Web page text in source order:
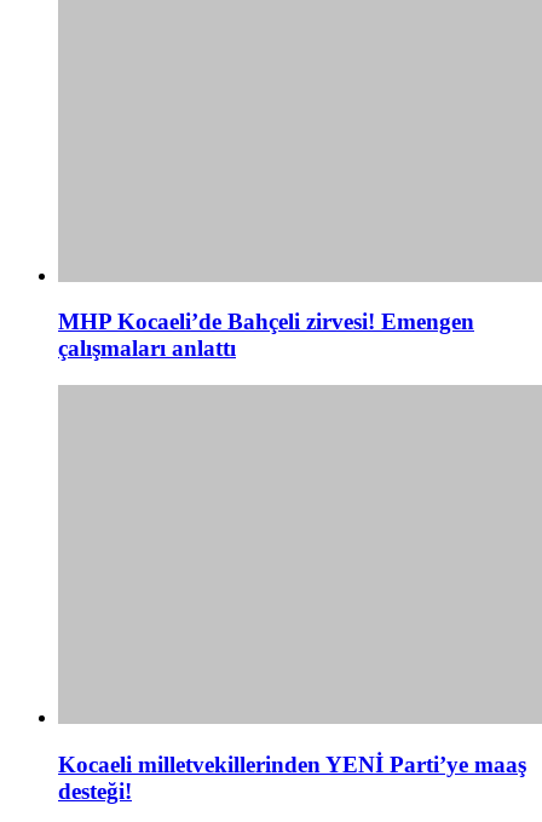
MHP Kocaeli’de Bahçeli zirvesi! Emengen
çalışmaları anlattı
Kocaeli milletvekillerinden YENİ Parti’ye maaş
desteği!